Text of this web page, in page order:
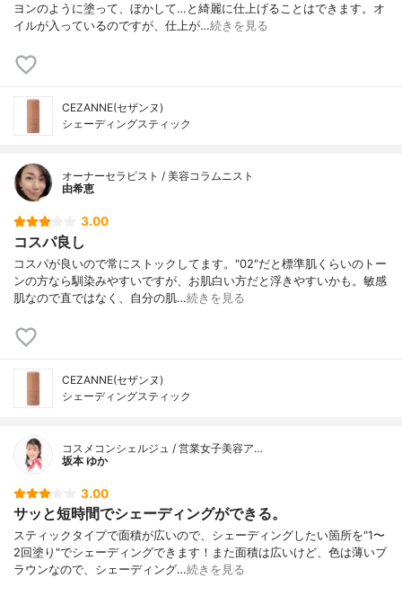
ヨンのように塗って、ぼかして…と綺麗に仕上げることはできます。オ
イルが入っているのですが、仕上が…続きを見る
CEZANNE(セザンヌ)
シェーディングスティック
オーナーセラピスト / 美容コラムニスト
由希恵
3.00
コスパ良し
コスパが良いので常にストックしてます。"02"だと標準肌くらいのトー
ンの方なら馴染みやすいですが、お肌白い方だと浮きやすいかも。敏感
肌なので直ではなく、自分の肌…続きを見る
CEZANNE(セザンヌ)
シェーディングスティック
コスメコンシェルジュ / 営業女子美容ア…
坂本 ゆか
3.00
サッと短時間でシェーディングができる。
スティックタイプで面積が広いので、シェーディングしたい箇所を"1〜
2回塗り"でシェーディングできます！また面積は広いけど、色は薄いブ
ラウンなので、シェーディング…続きを見る